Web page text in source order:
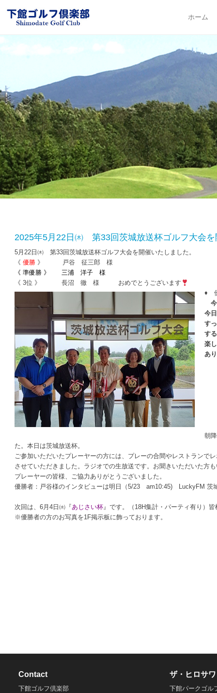
Primary
Skip to
ホーム
2025年5月22日㈭ 第33回茨城放送杯ゴルフ大会を
5月22日㈭ 第33回茨城放送杯ゴルフ大会を開催いたしました。
《 優勝 》 戸谷 征三郎 様
《 準優勝 》 三浦 洋子 様
《 3位 》 長沼 徹 様 おめでとうございます
♦
今
す
する
楽
あ
朝
た。本日は茨城放送杯。
ご参加いただいたプレーヤーの方には、プレーの合間やレストランで
させていただきました。ラジオでの生放送です。お聞きいただいた方
プレーヤーの皆様、ご協力ありがとうございました。
優勝者：戸谷様のインタビューは明日（5/23 am10:45) LuckyFM 茨
次回は、6月4日㈬『あじさい杯』です。（18H集計・パーティ有り）
※優勝者の方のお写真を1F掲示板に飾っております。
Contact
下館ゴルフ倶楽部
ザ・ヒロサ
下館パークゴル